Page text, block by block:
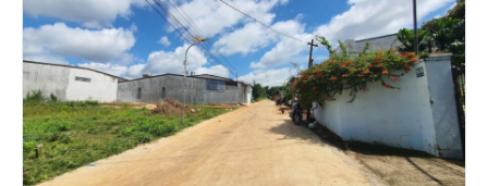
Giới thiệu
Nhà đất bán
Đất ở